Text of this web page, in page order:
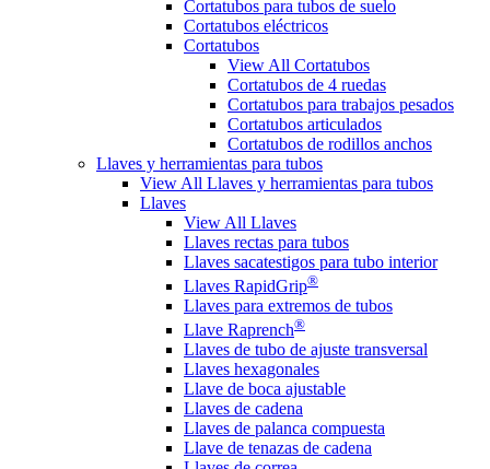
Cortatubos para tubos de suelo
Cortatubos eléctricos
Cortatubos
View All Cortatubos
Cortatubos de 4 ruedas
Cortatubos para trabajos pesados
Cortatubos articulados
Cortatubos de rodillos anchos
Llaves y herramientas para tubos
View All Llaves y herramientas para tubos
Llaves
View All Llaves
Llaves rectas para tubos
Llaves sacatestigos para tubo interior
Llaves RapidGrip®
Llaves para extremos de tubos
Llave Raprench®
Llaves de tubo de ajuste transversal
Llaves hexagonales
Llave de boca ajustable
Llaves de cadena
Llaves de palanca compuesta
Llave de tenazas de cadena